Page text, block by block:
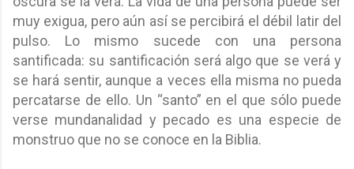
muy exigua, pero aún así se percibirá el débil latir del
pulso. Lo mismo sucede con una persona
santificada: su santificación será algo que se verá y
se hará sentir, aunque a veces ella misma no pueda
percatarse de ello. Un “santo” en el que sólo puede
verse mundanalidad y pecado es una especie de
monstruo que no se conoce en la Biblia.